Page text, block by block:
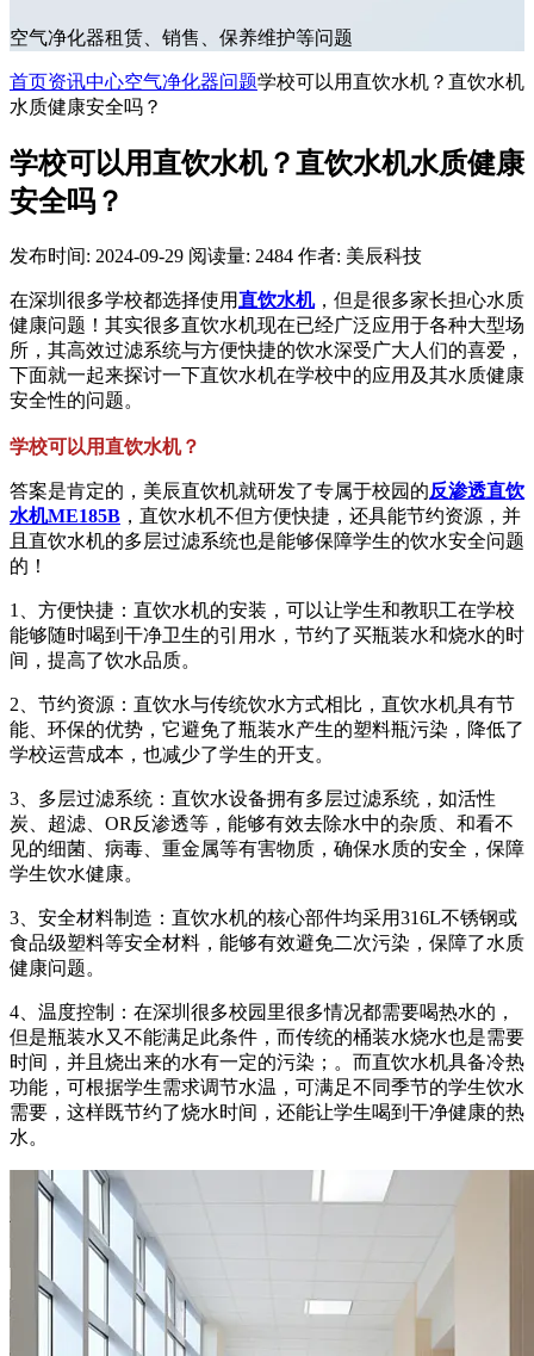
空气净化器租赁、销售、保养维护等问题
首页资讯中心空气净化器问题学校可以用直饮水机？直饮水机
水质健康安全吗？
学校可以用直饮水机？直饮水机水质健康
安全吗？
发布时间: 2024-09-29 阅读量: 2484 作者: 美辰科技
在深圳很多学校都选择使用直饮水机，但是很多家长担心水质
健康问题！其实很多直饮水机现在已经广泛应用于各种大型场
所，其高效过滤系统与方便快捷的饮水深受广大人们的喜爱，
下面就一起来探讨一下直饮水机在学校中的应用及其水质健康
安全性的问题。
学校可以用直饮水机？
答案是肯定的，美辰直饮机就研发了专属于校园的反渗透直饮
水机ME185B ，直饮水机不但方便快捷，还具能节约资源，并
且直饮水机的多层过滤系统也是能够保障学生的饮水安全问题
的！
1、方便快捷：直饮水机的安装，可以让学生和教职工在学校
能够随时喝到干净卫生的引用水，节约了买瓶装水和烧水的时
间，提高了饮水品质。
2、节约资源：直饮水与传统饮水方式相比，直饮水机具有节
能、环保的优势，它避免了瓶装水产生的塑料瓶污染，降低了
学校运营成本，也减少了学生的开支。
3、多层过滤系统：直饮水设备拥有多层过滤系统，如活性
炭、超滤、OR反渗透等，能够有效去除水中的杂质、和看不
见的细菌、病毒、重金属等有害物质，确保水质的安全，保障
学生饮水健康。
3、安全材料制造：直饮水机的核心部件均采用316L不锈钢或
食品级塑料等安全材料，能够有效避免二次污染，保障了水质
健康问题。
4、温度控制：在深圳很多校园里很多情况都需要喝热水的，
但是瓶装水又不能满足此条件，而传统的桶装水烧水也是需要
时间，并且烧出来的水有一定的污染；。而直饮水机具备冷热
功能，可根据学生需求调节水温，可满足不同季节的学生饮水
需要，这样既节约了烧水时间，还能让学生喝到干净健康的热
水。